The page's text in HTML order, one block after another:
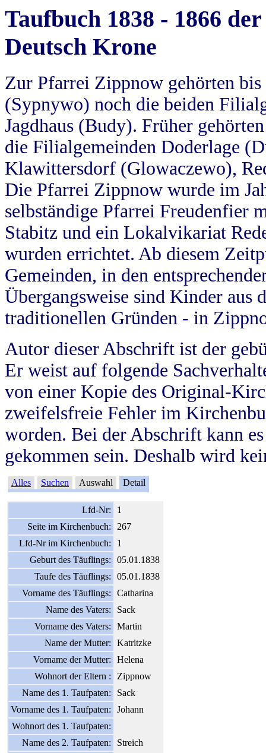
Taufbuch 1838 - 1866
Deutsch Krone
Zur Pfarrei Zippnow gehörten
(Sypnywo) noch die beiden
Jagdhaus (Budy). Früher
die Filialgemeinden Doderlage
Klawittersdorf (Glowaczewo),
Die Pfarrei Zippnow wurde im
selbständige Pfarrei Freudenfier
Stabitz und ein Lokalvikariat
wurden errichtet. Ab diesem
Gemeinden, in den
Übergangsweise sind Kinder aus
traditionellen Gründen - in
Autor dieser Abschrift ist der
Er weist auf folgende
von einer Kopie des Original-
zweifelsfreie Fehler im
worden. Bei der Abschrift kann
gekommen sein. Deshalb wird
Alles Suchen Auswahl Detail
Lfd-Nr:
1
Seite im Kirchenbuch:
267
Lfd-Nr im Kirchenbuch:
1
Geburt des Täuflings:
05.01.1838
Taufe des Täuflings:
05.01.1838
Vorname des Täuflings:
Catharina
Name des Vaters:
Sack
Vorname des Vaters:
Martin
Name der Mutter:
Katritzke
Vorname der Mutter:
Helena
Wohnort der Eltern :
Zippnow
Name des 1. Taufpaten:
Sack
Vorname des 1. Taufpaten:
Johann
Wohnort des 1. Taufpaten:
Name des 2. Taufpaten:
Streich